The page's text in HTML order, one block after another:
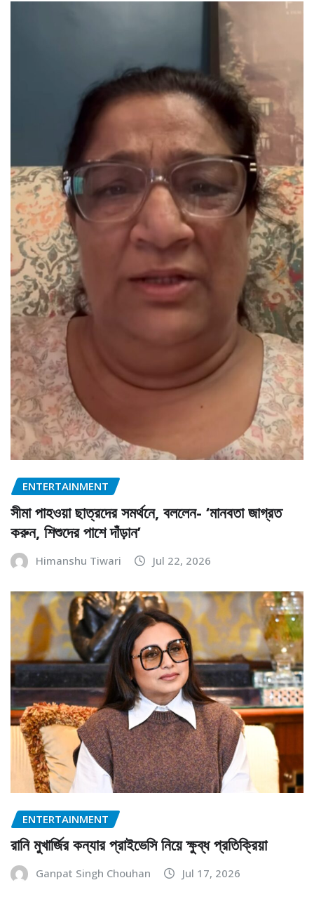
ENTERTAINMENT
সীমা পাহওয়া ছাত্রদের সমর্থনে, বললেন- ‘মানবতা জাগ্রত
করুন, শিশুদের পাশে দাঁড়ান’
Himanshu Tiwari Jul 22, 2026
ENTERTAINMENT
রানি মুখার্জির কন্যার প্রাইভেসি নিয়ে ক্ষুব্ধ প্রতিক্রিয়া
Ganpat Singh Chouhan Jul 17, 2026